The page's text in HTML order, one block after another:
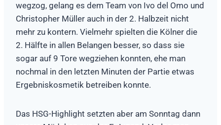
wegzog, gelang es dem Team von Ivo del Omo und
Christopher Müller auch in der 2. Halbzeit nicht
mehr zu kontern. Vielmehr spielten die Kölner die
2. Hälfte in allen Belangen besser, so dass sie
sogar auf 9 Tore wegziehen konnten, ehe man
nochmal in den letzten Minuten der Partie etwas
Ergebniskosmetik betreiben konnte.
Das HSG-Highlight setzten aber am Sonntag dann